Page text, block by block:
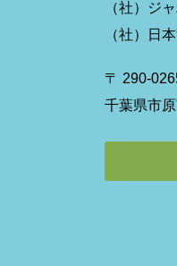
（社）ジ
（社）日
〒 290-
千葉県市